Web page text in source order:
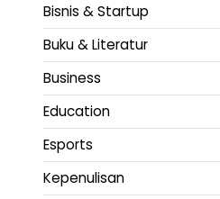
Bisnis & Startup
Buku & Literatur
Business
Education
Esports
Kepenulisan